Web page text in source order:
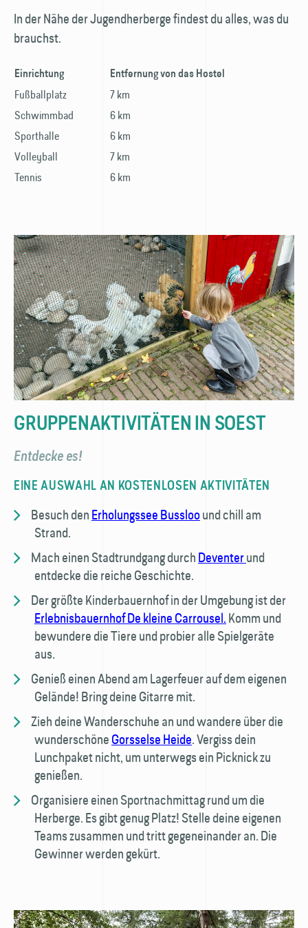
In der Nähe der Jugendherberge findest du alles, was du
brauchst.
Einrichtung Entfernung von das Hostel
Fußballplatz
7 km
Schwimmbad
6 km
Sporthalle
6 km
Volleyball
7 km
Tennis
6 km
GRUPPENAKTIVITÄTEN IN SOEST
Entdecke es!
EINE AUSWAHL AN KOSTENLOSEN AKTIVITÄTEN
Besuch denErholungssee Bussloound chill am
Strand.
Mach einen Stadtrundgang durchDeventerund
entdecke die reiche Geschichte.
Der größte Kinderbauernhof in der Umgebung ist der
Erlebnisbauernhof De kleine Carrousel.Komm und
bewundere die Tiere und probier alle Spielgeräte
aus.
Genieß einen Abend am Lagerfeuer auf dem eigenen
Gelände! Bring deine Gitarre mit.
Zieh deine Wanderschuhe an und wandere über die
wunderschöneGorsselse Heide. Vergiss dein
Lunchpaket nicht, um unterwegs ein Picknick zu
genießen.
Organisiere einen Sportnachmittag rund um die
Herberge. Es gibt genug Platz! Stelle deine eigenen
Teams zusammen und tritt gegeneinander an. Die
Gewinner werden gekürt.